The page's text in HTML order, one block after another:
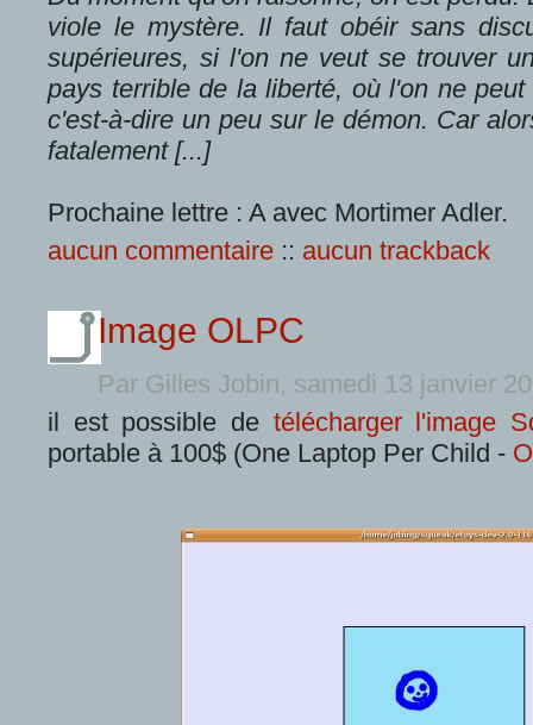
viole le mystère. Il faut obéir sans
supérieures, si l'on ne veut se trouver
pays terrible de la liberté, où l'on ne
c'est-à-dire un peu sur le démon. Car
fatalement [...]
Prochaine lettre : A avec Mortimer Adler.
aucun commentaire :: aucun trackback
Image OLPC
Par Gilles Jobin, samedi 13 janvier
il est possible de télécharger l'image
portable à 100$ (One Laptop Per Child -